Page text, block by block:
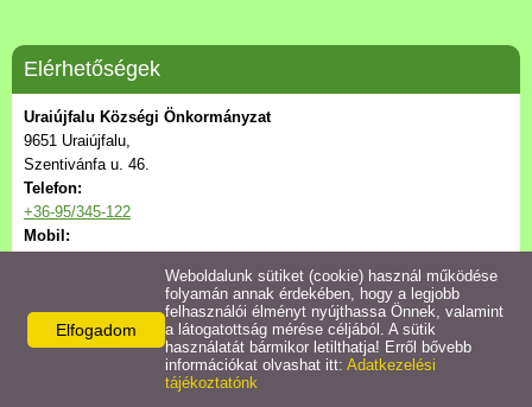
Bezerédj Amália Óvoda
Önkormányzati konyha
Egyéb intézmények
Egyéb szolgáltatások
Egészségügyi ellátás
Uraiújfalu Sportegyesület
Elérhetőségek
Uraiújfalu Községi Önkormányzat
9651 Uraiújfalu,
Szentivánfa u. 46.
Telefon:
+36-95/345-122
Mobil:
onkormanyzat@uraiujfalu.hu
Elfogadom
Weboldalunk sütiket (cookie) használ működése
folyamán annak érdekében, hogy a legjobb
felhasználói élményt nyújthassa Önnek, valamint
a látogatottság mérése céljából. A sütik
használatát bármikor letilthatja! Erről bővebb
információkat olvashat itt: Adatkezelési
tájékoztatónk